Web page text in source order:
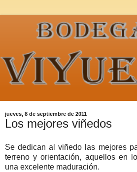
jueves, 8 de septiembre de 2011
Los mejores viñedos
Se dedican al viñedo las mejores
terreno y orientación, aquellos en
una excelente maduración.